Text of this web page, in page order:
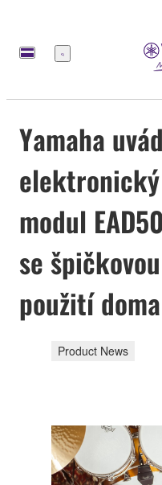
Nabídka
Yamaha
modul
se
použití
Product News